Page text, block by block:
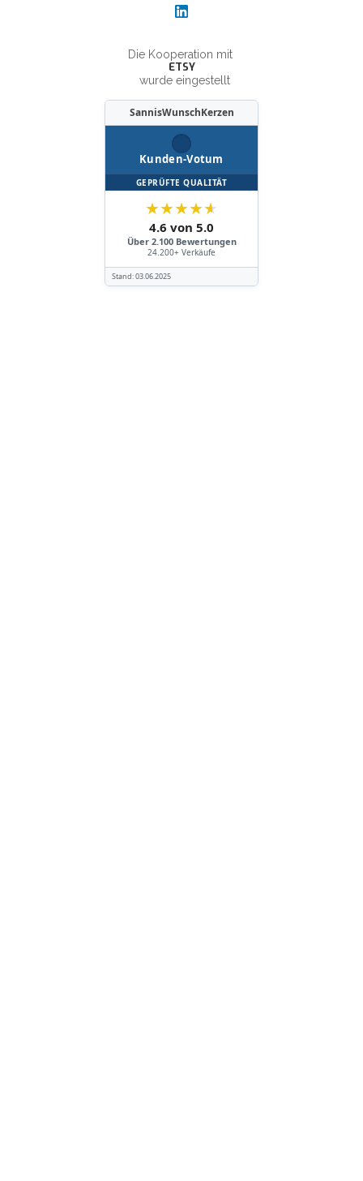
Die Kooperation mit
ETSY
wurde eingestellt
SannisWunschKerzen
Kunden-Votum
GEPRÜFTE QUALITÄT
★★★★★
4.6 von 5.0
Über 2.100 Bewertungen
24.200+ Verkäufe
Stand:03.06.2025